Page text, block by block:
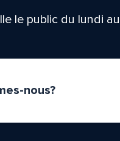
le public du lundi
nous?